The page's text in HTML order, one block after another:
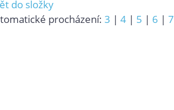
do složky
procházení: 3 | 4 | 5 | 6 | 7